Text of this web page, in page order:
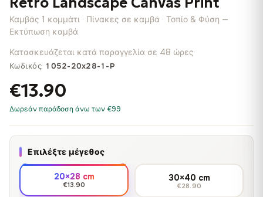
Καμβάς 1 κομμάτι · Πίνακες σε καμβά · Τοπίο & Φύση —
Εκτύπωση καμβά
Κατασκευάζεται κατά παραγγελία σε 48 ώρες·
Κωδικός: 1052-20x28-1-P
€13.90
Δωρεάν παράδοση άνω των €99
Επιλέξτε μέγεθος
20×28 cm
€13.90
30×40 cm
€28.90